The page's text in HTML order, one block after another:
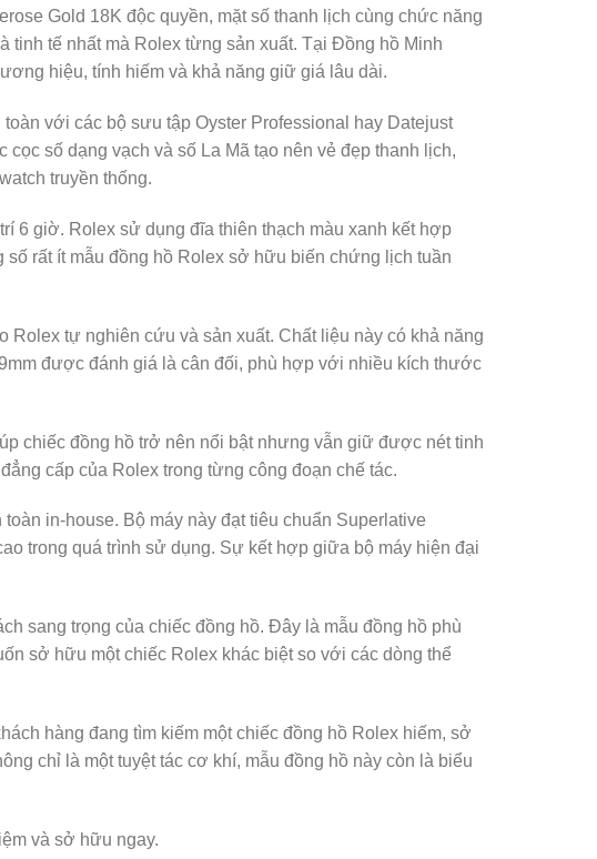
Gold 18K độc quyền, mặt số thanh lịch cùng chức năng
tinh tế nhất mà Rolex từng sản xuất. Tại Đồng hồ Minh
hiệu, tính hiếm và khả năng giữ giá lâu dài.
với các bộ sưu tập Oyster Professional hay Datejust
số dạng vạch và số La Mã tạo nên vẻ đẹp thanh lịch,
truyền thống.
6 giờ. Rolex sử dụng đĩa thiên thạch màu xanh kết hợp
rất ít mẫu đồng hồ Rolex sở hữu biến chứng lịch tuần
tự nghiên cứu và sản xuất. Chất liệu này có khả năng
được đánh giá là cân đối, phù hợp với nhiều kích thước
chiếc đồng hồ trở nên nổi bật nhưng vẫn giữ được nét tinh
cấp của Rolex trong từng công đoạn chế tác.
in-house. Bộ máy này đạt tiêu chuẩn Superlative
trong quá trình sử dụng. Sự kết hợp giữa bộ máy hiện đại
sang trọng của chiếc đồng hồ. Đây là mẫu đồng hồ phù
sở hữu một chiếc Rolex khác biệt so với các dòng thể
hàng đang tìm kiếm một chiếc đồng hồ Rolex hiếm, sở
chỉ là một tuyệt tác cơ khí, mẫu đồng hồ này còn là biểu
và sở hữu ngay.